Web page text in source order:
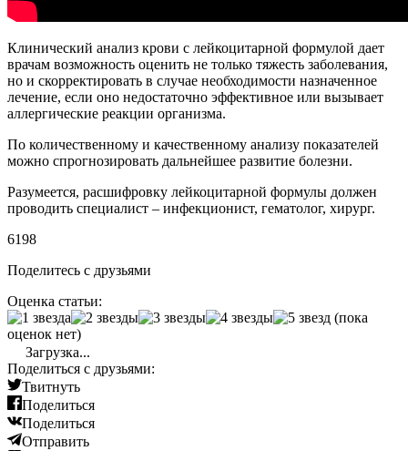
Клинический анализ крови с лейкоцитарной формулой дает
врачам возможность оценить не только тяжесть заболевания,
но и скорректировать в случае необходимости назначенное
лечение, если оно недостаточно эффективное или вызывает
аллергические реакции организма.
По количественному и качественному анализу показателей
можно спрогнозировать дальнейшее развитие болезни.
Разумеется, расшифровку лейкоцитарной формулы должен
проводить специалист – инфекционист, гематолог, хирург.
6198
Поделитесь с друзьями
Оценка статьи:
(пока
оценок нет)
Загрузка...
Поделиться с друзьями:
Твитнуть
Поделиться
Поделиться
Отправить